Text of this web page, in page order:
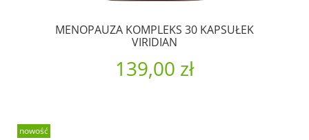
MENOPAUZA KOMPLEKS 30 KAPSUŁEK
VIRIDIAN
139,00 zł
nowość